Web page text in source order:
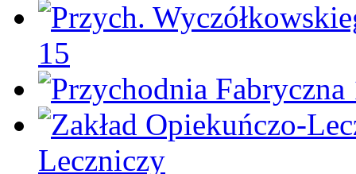
15
Leczniczy